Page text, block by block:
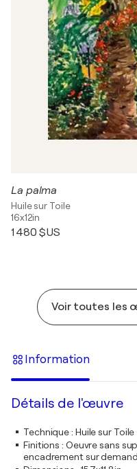
La palma
Huile sur Toile
16x12in
1 480 $US
Voir toutes les
Information
Détails de l'œuvre
Technique: Huile sur Toile
Finitions : Oeuvre sans
encadrement sur